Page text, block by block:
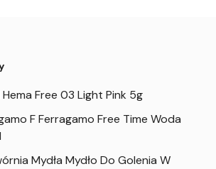
Free 03 Light Pink 5g
F Ferragamo Free Time Woda
Mydła Mydło Do Golenia W